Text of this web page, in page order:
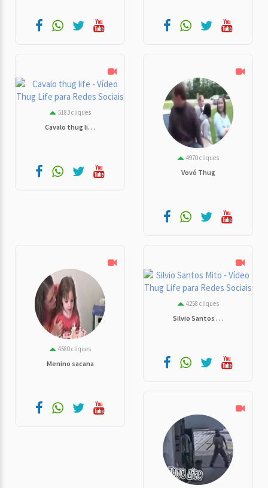
5183 cliques
Cavalo thug li. . .
4970 cliques
Vovó Thug
4580 cliques
Menino sacana
4258 cliques
Silvio Santos . . .